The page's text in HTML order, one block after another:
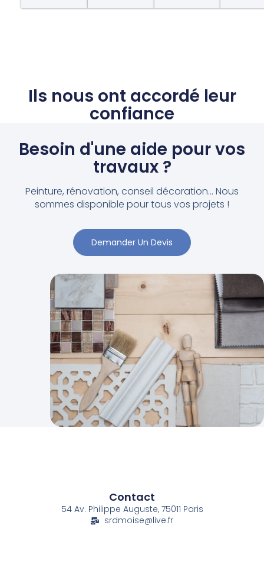
Ils nous ont accordé leur
confiance
Besoin d'une aide pour vos
travaux ?
Peinture, rénovation, conseil décoration... Nous
sommes disponible pour tous vos projets !
Demander Un Devis
Contact
54 Av. Philippe Auguste, 75011 Paris
srdmoise@live.fr